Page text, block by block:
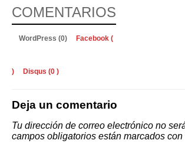
COMENTARIOS
WordPress (0) Facebook (
) Disqus (0 )
Deja un comentario
Tu dirección de correo electrónico no
campos obligatorios están marcados con